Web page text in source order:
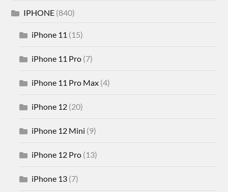
IPHONE (840)
iPhone 11 (15)
iPhone 11 Pro (7)
iPhone 11 Pro Max (4)
iPhone 12 (20)
iPhone 12 Mini (9)
iPhone 12 Pro (13)
iPhone 13 (7)